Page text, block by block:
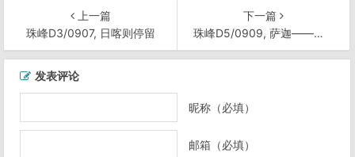
上一篇
珠峰D3/0907, 日喀则停留
下一篇
珠峰D5/0909, 萨迦——拉孜
发表评论
昵称（必填）
邮箱（必填）